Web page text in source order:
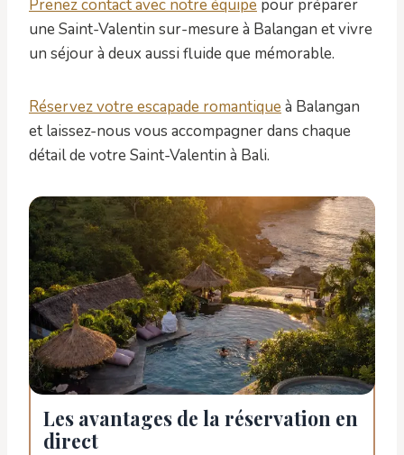
Prenez contact avec notre équipe pour préparer
une Saint-Valentin sur-mesure à Balangan et vivre
un séjour à deux aussi fluide que mémorable.
Réservez votre escapade romantique à Balangan
et laissez-nous vous accompagner dans chaque
détail de votre Saint-Valentin à Bali.
Les avantages de la réservation en
direct